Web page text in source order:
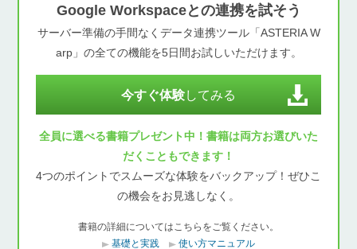
Google Workspaceとの連携を試そう
サーバー準備の手間なくデータ連携ツール「ASTERIA W
arp」の全ての機能を5日間お試しいただけます。
今すぐ体験してみる
全員に選べる書籍プレゼント中！書籍は両方お選びいた
だくこともできます！
4つのポイントでスムーズな体験をバックアップ！ぜひこ
の機会をお見逃しなく。
書籍の詳細についてはこちらをご覧ください。
基礎と実践
使い方マニュアル